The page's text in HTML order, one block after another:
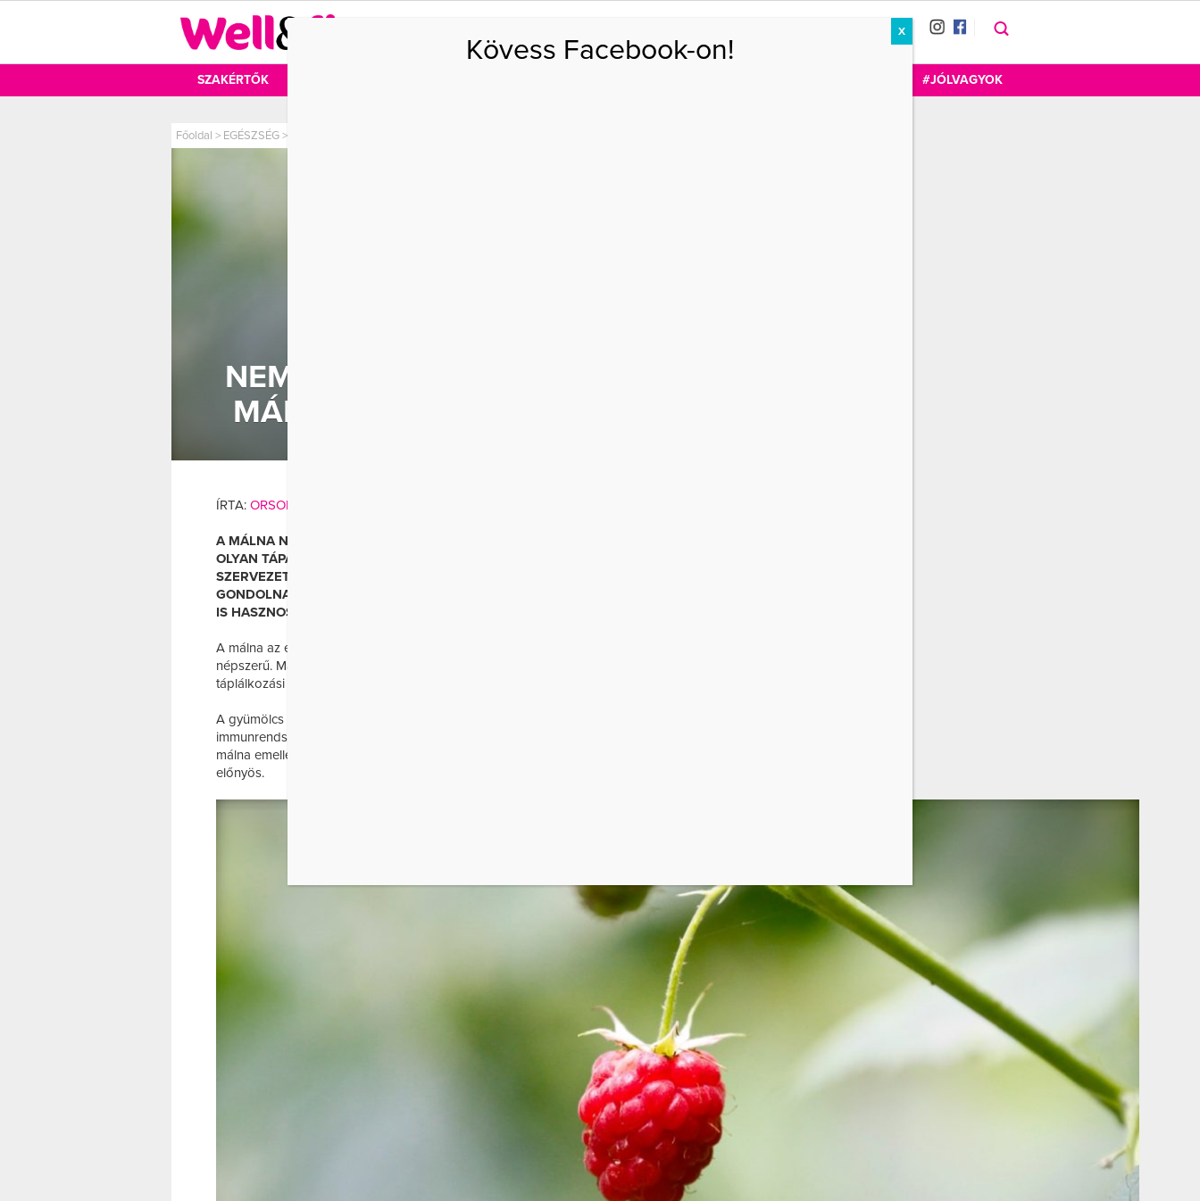
SZAKÉRTŐK #JÓLVAGYOK
Főoldal > EGÉSZSÉG>
NEM HINNÉNK, DE EZT TESZI A
MÁLNA A SZERVEZETÜNKKEL
ÍRTA: ORSOLYANEMETH
A MÁLNA NEMCSAK FINOM ÉS LÁTVÁNYOS GYÜMÖLCS, HANEM TELE VAN
OLYAN TÁPANYAGOKKAL IS, AMELYEK KEDVEZŐEN HATHATNAK A
SZERVEZET MŰKÖDÉSÉRE. SOKAN CSAK NYÁRI DESSZERTKÉNT
GONDOLNAK RÁ, PEDIG RENDSZERES FOGYASZTÁSA TÖBB SZEMPONTBÓL
IS HASZNOS LEHET.
A málna az egyik legkedveltebb bogyós gyümölcs, amely nemcsak az íze miatt
népszerű. Magas vitamin-, ásványianyag- és antioxidáns-tartalma miatt a
táplálkozási szakértők is gyakran ajánlják.
A gyümölcs különösen gazdag C-vitaminban, amely fontos szerepet játszik az
immunrendszer működésében, emellett hozzájárulhat a kollagéntermeléshez is. A
málna emellett rostban is bővelkedik, ami az emésztőrendszer számára lehet
előnyös.
Kövess Facebook-on!
X